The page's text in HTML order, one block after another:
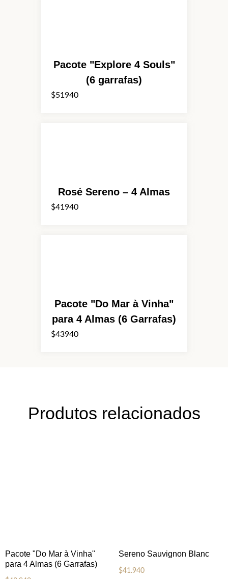
Pacote "Explore 4 Souls"
(6 garrafas)
$51940
Rosé Sereno – 4 Almas
$41940
Pacote "Do Mar à Vinha"
para 4 Almas (6 Garrafas)
$43940
Produtos relacionados
Pacote "Do Mar à Vinha"
para 4 Almas (6 Garrafas)
Sereno Sauvignon Blanc
$41.940